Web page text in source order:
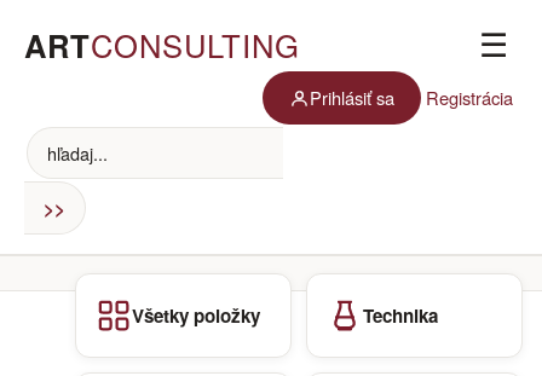
ARTCONSULTING ☰
Prihlásiť sa Registrácia
Všetky položky Technika